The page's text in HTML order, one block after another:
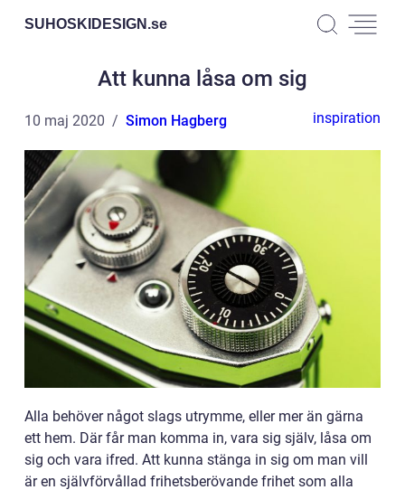
SUHOSKIDESIGN.se
Att kunna låsa om sig
10 maj 2020 Simon Hagberg inspiration
Alla behöver något slags utrymme, eller mer än gärna
ett hem. Där får man komma in, vara sig själv, låsa om
sig och vara ifred. Att kunna stänga in sig om man vill
är en självförvållad frihetsberövande frihet som alla